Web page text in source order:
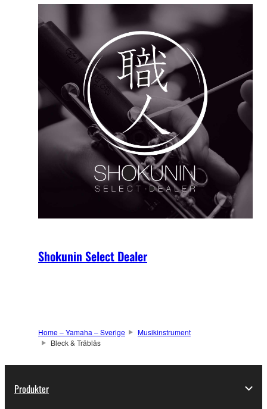
Shokunin Select Dealer
Home – Yamaha – Sverige
Musikinstrument
Bleck & Träblås
Produkter